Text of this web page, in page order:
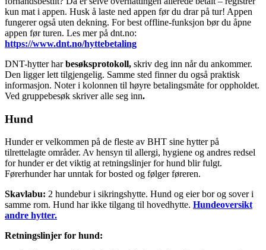
kun mat i appen. Husk å laste ned appen før du drar på tur! Appen
fungerer også uten dekning. For best offline‑funksjon bør du åpne
appen før turen. Les mer på dnt.no:
https://www.dnt.no/hyttebetaling
DNT-hytter harbesøksprotokoll, skriv deg inn når du ankommer.
Den ligger lett tilgjengelig. Samme sted finner du også praktisk
informasjon. Noter i kolonnen til høyre betalingsmåte for oppholdet.
Ved gruppebesøk skriver alle seg inn.
Hund
Hunder er velkommen på de fleste av BHT sine hytter på
tilrettelagte områder. Av hensyn til allergi, hygiene og andres redsel
for hunder er det viktig at retningslinjer for hund blir fulgt.
Førerhunder har unntak for bosted og følger føreren.
Skavlabu: 2 hundebur i sikringshytte. Hund og eier bor og sover i
samme rom. Hund har ikke tilgang til hovedhytte. Hundeoversikt
andre hytter.
Retningslinjer for hund: